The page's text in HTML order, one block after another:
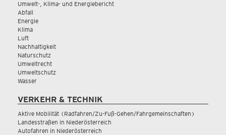
Umwelt-, Klima- und Energiebericht
Abfall
Energie
Klima
Luft
Nachhaltigkeit
Naturschutz
Umweltrecht
Umweltschutz
Wasser
VERKEHR & TECHNIK
Aktive Mobilität (Radfahren/Zu-Fuß-Gehen/Fahrgemeinschaften)
Landesstraßen in Niederösterreich
Autofahren in Niederösterreich